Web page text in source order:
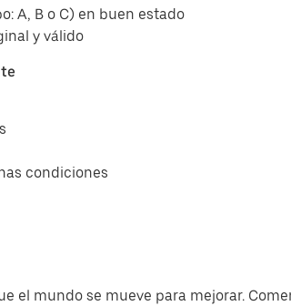
A, B o C) en buen estado
y válido
condiciones
el mundo se mueve para mejorar.